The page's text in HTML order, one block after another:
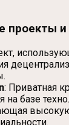
проекты
: Приватная
на базе